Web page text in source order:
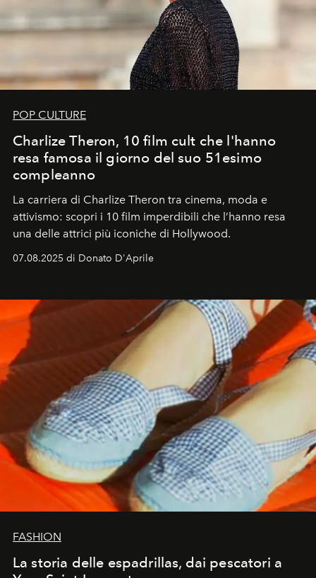
POP CULTURE
Charlize Theron, 10 film cult che l'hanno
resa famosa il giorno del suo 51esimo
compleanno
La carriera di Charlize Theron tra cinema, moda e
attivismo: scopri i 10 film imperdibili che l’hanno resa
una delle attrici più iconiche di Hollywood.
07.08.2025 di Donato D'Aprile
FASHION
La storia delle espadrillas, dai pescatori a